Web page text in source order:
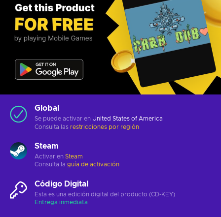
Global
Se puede activar en United States of America
Consulta las restricciones por región
Steam
Activar en Steam
Consulta la guía de activación
Código Digital
Esta es una edición digital del producto (CD-KEY)
Entrega inmediata